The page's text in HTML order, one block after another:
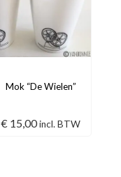
Mok “De Wielen”
€ 15,00incl. BTW